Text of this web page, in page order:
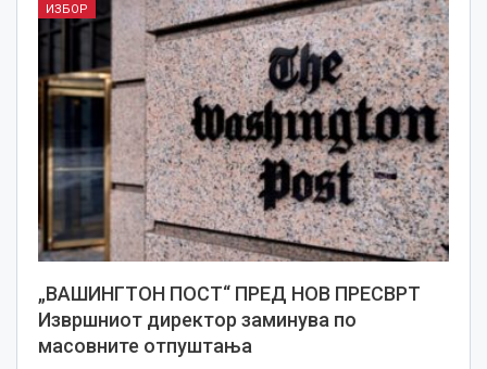
ИЗБОР
„ВАШИНГТОН ПОСТ“ ПРЕД НОВ ПРЕСВРТ
Извршниот директор заминува по
масовните отпуштања